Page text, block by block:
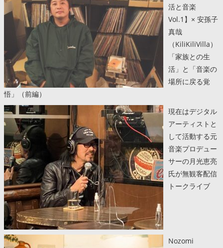
活と音楽
Vol.1】× 安孫子
真哉
（KiliKiliVilla）
「家族との生
活」と「音楽の
場所に戻る覚
悟」（前編）
現在はデジタル
アーティストと
して活動する元
音楽プロデュー
サーの月光恵亮
氏が無観客配信
トークライブ
Nozomi